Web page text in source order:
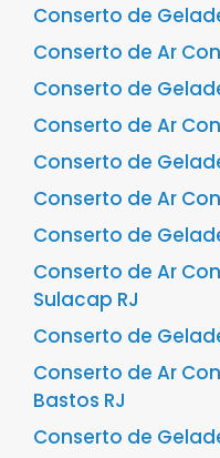
Conserto de
Conserto de Ar
Conserto de
Conserto de Ar
Conserto de
Conserto de Ar
Conserto de
Conserto de Ar
Sulacap RJ
Conserto de
Conserto de Ar
Bastos RJ
Conserto de